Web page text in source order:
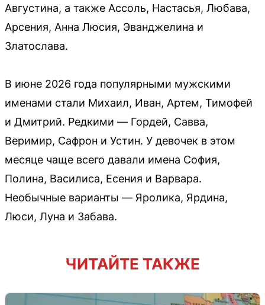
Августина, а также Ассоль, Настасья, Любава,
Арсения, Анна Люсия, Эванджелина и
Златослава.
В июне 2026 года популярными мужскими
именами стали Михаил, Иван, Артем, Тимофей
и Дмитрий. Редкими — Гордей, Савва,
Веримир, Сафрон и Устин. У девочек в этом
месяце чаще всего давали имена София,
Полина, Василиса, Есения и Варвара.
Необычные варианты — Яролика, Ярдина,
Люси, Луна и Забава.
ЧИТАЙТЕ ТАКЖЕ